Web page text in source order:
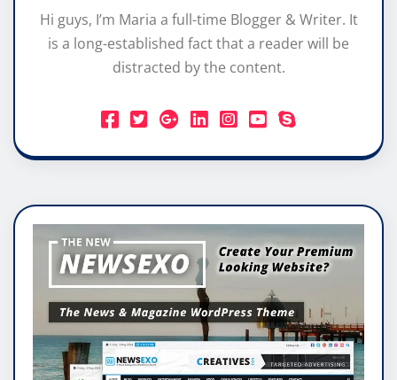
Hi guys, I’m Maria a full-time Blogger & Writer. It
is a long-established fact that a reader will be
distracted by the content.